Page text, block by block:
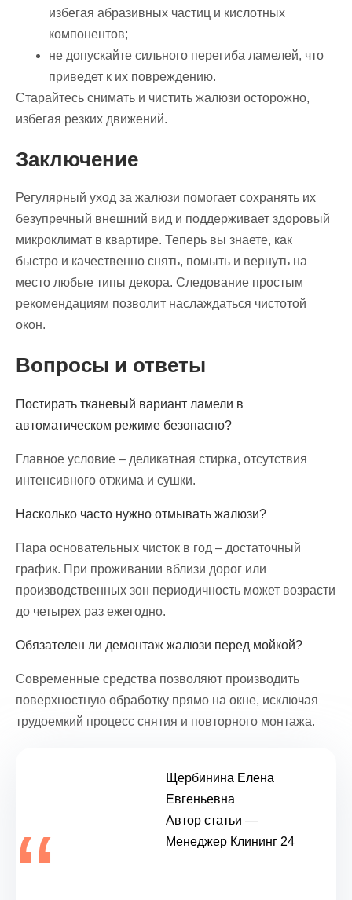
избегая абразивных частиц и кислотных
компонентов;
не допускайте сильного перегиба ламелей, что
приведет к их повреждению.
Старайтесь снимать и чистить жалюзи осторожно,
избегая резких движений.
Заключение
Регулярный уход за жалюзи помогает сохранять их
безупречный внешний вид и поддерживает здоровый
микроклимат в квартире. Теперь вы знаете, как
быстро и качественно снять, помыть и вернуть на
место любые типы декора. Следование простым
рекомендациям позволит наслаждаться чистотой
окон.
Вопросы и ответы
Постирать тканевый вариант ламели в
автоматическом режиме безопасно?
Главное условие – деликатная стирка, отсутствия
интенсивного отжима и сушки.
Насколько часто нужно отмывать жалюзи?
Пара основательных чисток в год – достаточный
график. При проживании вблизи дорог или
производственных зон периодичность может возрасти
до четырех раз ежегодно.
Обязателен ли демонтаж жалюзи перед мойкой?
Современные средства позволяют производить
поверхностную обработку прямо на окне, исключая
трудоемкий процесс снятия и повторного монтажа.
Щербинина Елена
Евгеньевна
Автор статьи —
Менеджер Клининг 24